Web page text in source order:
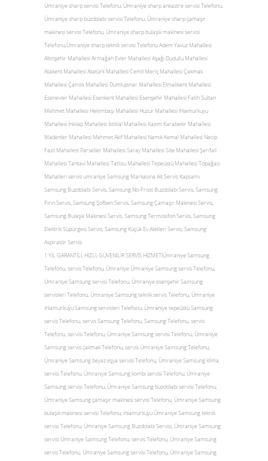
Ümraniye sharp servisi Telefonu, Ümraniye sharp ankastre servisi Telefonu,
Ümraniye sharp buzdolabı servisi Telefonu, Ümraniye sharp çamaşır
makinesi servisi Telefonu, Ümraniye sharp bulaşık makinesi servisi
Telefonu,Ümraniye sharp teknik servisi Telefonu Adem Yavuz Mahallesi
Altınşehir Mahallesi Armağan Evler Mahallesi Aşağı Dudullu Mahallesi
Atakent Mahallesi Atatürk Mahallesi Cemil Meriç Mahallesi Çakmak
Mahallesi Çamlık Mahallesi Dumlupınar Mahallesi Elmalıkent Mahallesi
Esenevler Mahallesi Esenkent Mahallesi Esenşehir Mahallesi Fatih Sultan
Mehmet Mahallesi Hekimbaşı Mahallesi Huzur Mahallesi Ihlamurkuyu
Mahallesi İnkılap Mahallesi İstiklal Mahallesi Kazım Karabekir Mahallesi
Madenler Mahallesi Mehmet Akif Mahallesi Namık Kemal Mahallesi Necip
Fazıl Mahallesi Parseller Mahallesi Saray Mahallesi Site Mahallesi Şerifali
Mahallesi Tantavi Mahallesi Tatlısu Mahallesi Tepeüstü Mahallesi Topağacı
Mahalleri servis umraniye Samsung Markasına Ait Servis Kapsamı
Samsung Buzdolabı Servis, Samsung No-Frost Buzdolabı Servis, Samsung
Fırın Servis, Samsung Şofben Servis, Samsung Çamaşır Makinesi Servis,
Samsung Bulaşık Makinesi Servis, Samsung Termosifon Servis, Samsung
Elektrik Süpürgesi Servis, Samsung Küçük Ev Aletleri Servis, Samsung
Aspiratör Servis
1 YIL GARANTİLİ, HIZLI, GÜVENİLİR SERVİS HİZMETİÜmraniye Samsung
Telefonu, servis Telefonu, Ümraniye Ümraniye Samsung servis Telefonu,
Ümraniye Samsung servisi Telefonu, Ümraniye esenşehir Samsung
servisleri Telefonu, Ümraniye Samsung teknik servis Telefonu, Ümraniye
ıhlamurkuyu Samsung servisleri Telefonu, Ümraniye tepeüstü Samsung
servis Telefonu, servis Samsung Telefonu, Samsung Telefonu, servis
Telefonu, servisi Telefonu, Ümraniye Samsung servisi Telefonu, Ümraniye
Samsung servis çakmak Telefonu, servis Ümraniye Samsung Telefonu,
Ümraniye Samsung beyaz eşya servisi Telefonu, Ümraniye Samsung klima
servisi Telefonu, Ümraniye Samsung kombi servisi Telefonu, Ümraniye
Samsung servisi Telefonu, Ümraniye Samsung buzdolabı servisi Telefonu,
Ümraniye Samsung çamaşır makinesi servisi Telefonu, Ümraniye Samsung
bulaşık makinesi servisi Telefonu, ıhlamurkuyu Ümraniye Samsung teknik
servisi Telefonu, Ümraniye Samsung Buzdolabı Servisi, Ümraniye Samsung
servisi Ümraniye Samsung Telefonu, servis Telefonu, Ümraniye Samsung
servis Telefonu, Ümraniye Samsung servisi Telefonu, Ümraniye Samsung